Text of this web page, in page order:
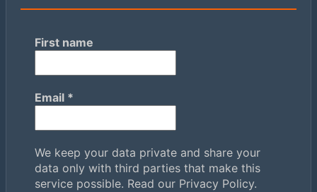
First name
Email *
We keep your data private and share your
data only with third parties that make this
service possible. Read our Privacy Policy.